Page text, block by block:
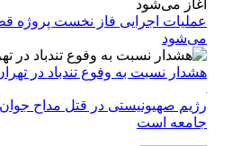
عملیات اجرایی فاز نخست پروژه
می‌شود
هشدار نسبت به وفوع تندباد در
رژیم صهیونیستی در قتل مداح
جامعه است